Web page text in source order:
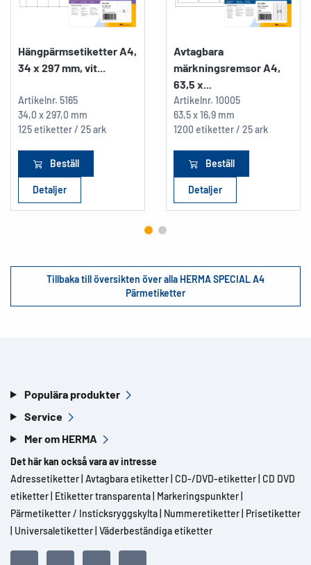
Hängpärmsetiketter A4,
34 x 297 mm, vit...
Artikelnr. 5165
34,0 x 297,0 mm
125 etiketter / 25 ark
Beställ
Detaljer
Avtagbara
märkningsremsor A4,
63,5 x...
Artikelnr. 10005
63,5 x 16,9 mm
1200 etiketter / 25 ark
Beställ
Detaljer
Tillbaka till översikten över alla HERMA SPECIAL A4
Pärmetiketter
Populära produkter
Service
Mer om HERMA
Det här kan också vara av intresse
Adressetiketter Avtagbara etiketter CD-/DVD-etiketter CD DVD
etiketter Etiketter transparenta Markeringspunkter
Pärmetiketter / Insticksryggskylta Nummeretiketter Prisetiketter
Universaletiketter Väderbeständiga etiketter